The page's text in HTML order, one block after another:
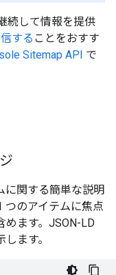
続して情報を提供
する ことをおすす
Sitemap API で
に関する簡単な説明
つのアイテムに焦点
めます。JSON-LD
ます。